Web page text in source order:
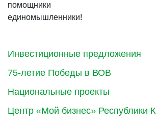
Инвестиционные предложения
75-летие Победы в ВОВ
Национальные проекты
Центр «Мой бизнес» Республики
единомышленники!